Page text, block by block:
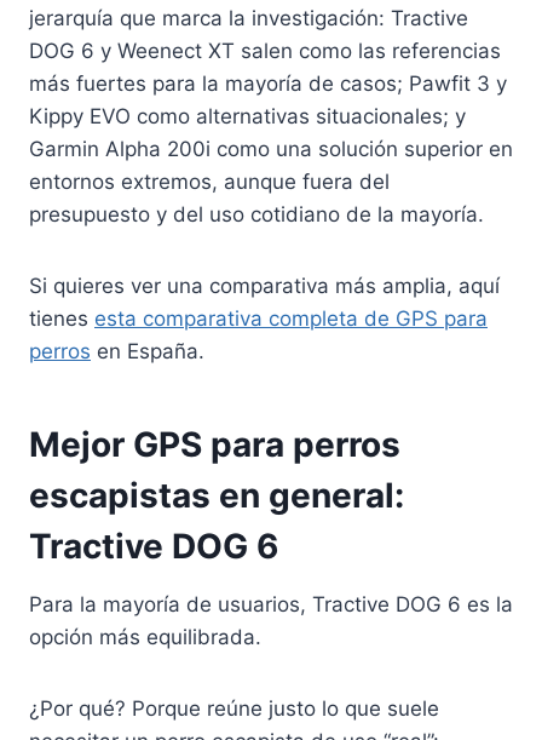
jerarquía que marca la investigación: Tractive
DOG 6 y Weenect XT salen como las referencias
más fuertes para la mayoría de casos; Pawfit 3 y
Kippy EVO como alternativas situacionales; y
Garmin Alpha 200i como una solución superior en
entornos extremos, aunque fuera del
presupuesto y del uso cotidiano de la mayoría.
Si quieres ver una comparativa más amplia, aquí
tienes esta comparativa completa de GPS para
perros en España.
Mejor GPS para perros
escapistas en general:
Tractive DOG 6
Para la mayoría de usuarios, Tractive DOG 6 es la
opción más equilibrada.
¿Por qué? Porque reúne justo lo que suele